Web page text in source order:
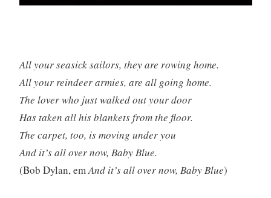
All your seasick sailors, they are rowing home.
All your reindeer armies, are all going home.
The lover who just walked out your door
Has taken all his blankets from the floor.
The carpet, too, is moving under you
And it’s all over now, Baby Blue.
(Bob Dylan, emAnd it’s all over now, Baby Blue)